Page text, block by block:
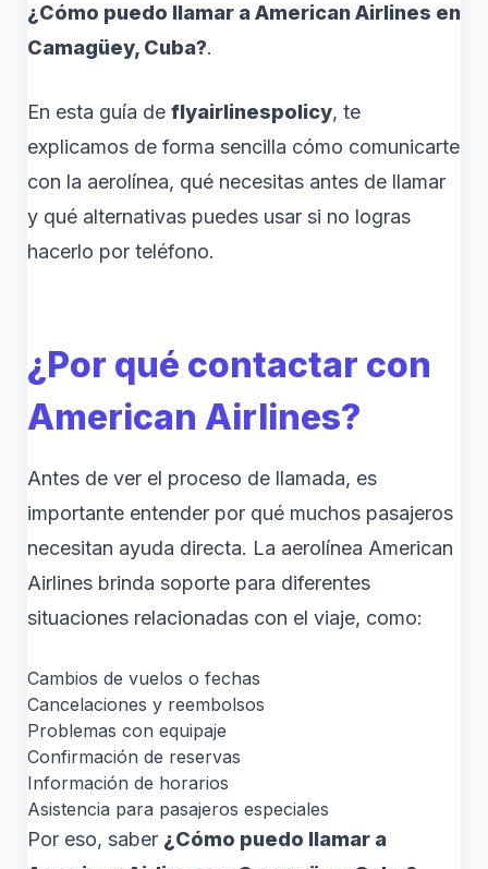
¿Cómo puedo llamar a American Airlines en
Camagüey, Cuba?.
En esta guía de flyairlinespolicy, te
explicamos de forma sencilla cómo comunicarte
con la aerolínea, qué necesitas antes de llamar
y qué alternativas puedes usar si no logras
hacerlo por teléfono.
¿Por qué contactar con
American Airlines?
Antes de ver el proceso de llamada, es
importante entender por qué muchos pasajeros
necesitan ayuda directa. La aerolínea American
Airlines brinda soporte para diferentes
situaciones relacionadas con el viaje, como:
Cambios de vuelos o fechas
Cancelaciones y reembolsos
Problemas con equipaje
Confirmación de reservas
Información de horarios
Asistencia para pasajeros especiales
Por eso, saber ¿Cómo puedo llamar a